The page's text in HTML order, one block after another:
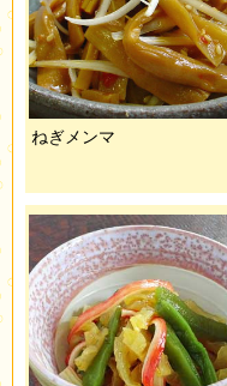
ねぎメンマ